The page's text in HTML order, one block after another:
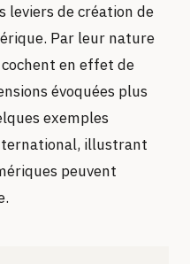
leviers de création de
Par leur nature
en effet de
évoquées plus
exemples
illustrant
peuvent